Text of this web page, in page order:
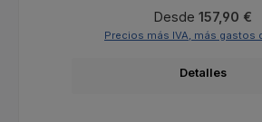
Precio normal:
Desde 157,90 €
Precios más IVA, más gastos
Detalles